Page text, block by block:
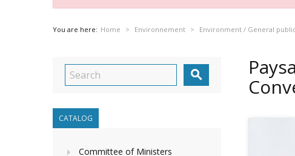
You are here: Home Environnement Environment / General

CATALOG
Committee of Ministers